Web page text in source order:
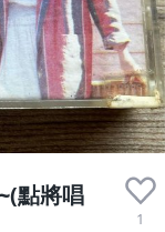
點將唱
1